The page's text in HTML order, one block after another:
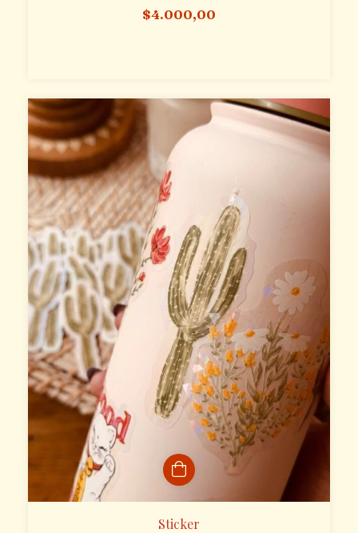
$4.000,00
Sticker